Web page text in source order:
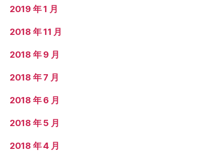
2019 年 1 月
2018 年 11 月
2018 年 9 月
2018 年 7 月
2018 年 6 月
2018 年 5 月
2018 年 4 月